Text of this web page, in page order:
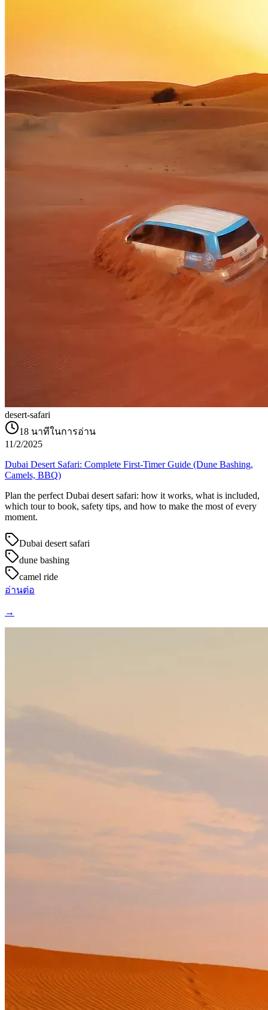
desert-safari
18 นาทีในการอ่าน
11/2/2025
Dubai Desert Safari: Complete First-Timer Guide (Dune Bashing,
Camels, BBQ)
Plan the perfect Dubai desert safari: how it works, what is included,
which tour to book, safety tips, and how to make the most of every
moment.
Dubai desert safari
dune bashing
camel ride
อ่านต่อ
→